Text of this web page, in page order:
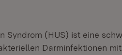
Syndrom (HUS) ist eine
Darminfektionen